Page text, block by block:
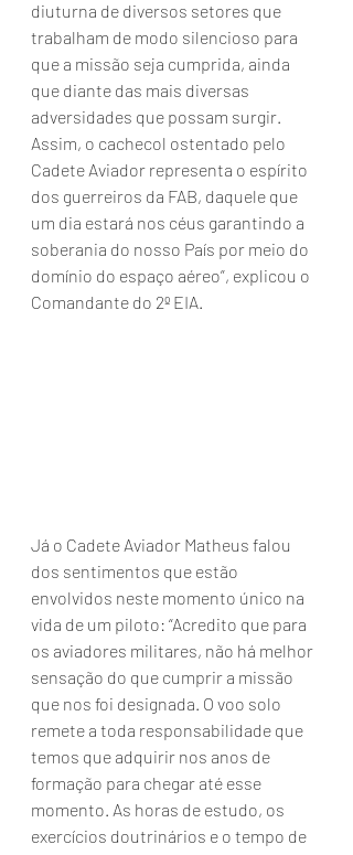
diuturna de diversos setores que
trabalham de modo silencioso para
que a missão seja cumprida, ainda
que diante das mais diversas
adversidades que possam surgir.
Assim, o cachecol ostentado pelo
Cadete Aviador representa o espírito
dos guerreiros da FAB, daquele que
um dia estará nos céus garantindo a
soberania do nosso País por meio do
domínio do espaço aéreo”, explicou o
Comandante do 2º EIA.
Já o Cadete Aviador Matheus falou
dos sentimentos que estão
envolvidos neste momento único na
vida de um piloto: “Acredito que para
os aviadores militares, não há melhor
sensação do que cumprir a missão
que nos foi designada. O voo solo
remete a toda responsabilidade que
temos que adquirir nos anos de
formação para chegar até esse
momento. As horas de estudo, os
exercícios doutrinários e o tempo de